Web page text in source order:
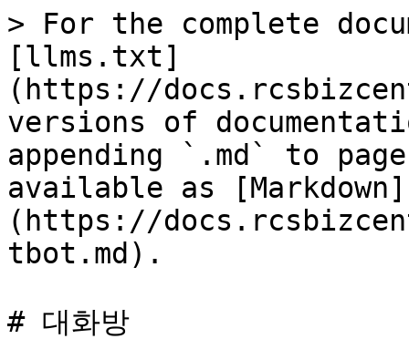
> For the complete
[llms.txt]
(https://
versions of
appending `.md` to
available as [Markdown]
(https://
tbot.md).
# 대화방